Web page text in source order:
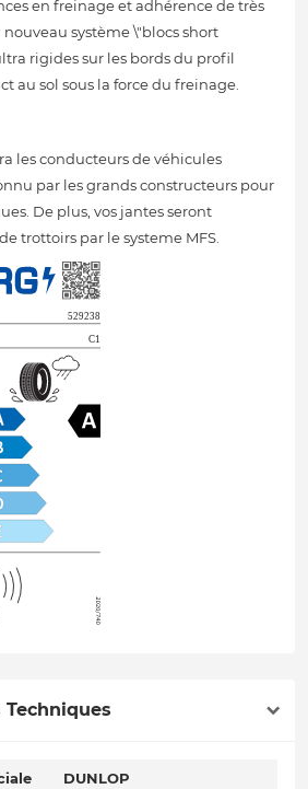
en freinage et adhérence de très
système \"blocs short
rigides sur les bords du profil
au sol sous la force du freinage.
les conducteurs de véhicules
par les grands constructeurs pour
De plus, vos jantes seront
trottoirs par le systeme MFS.
DUNLOP